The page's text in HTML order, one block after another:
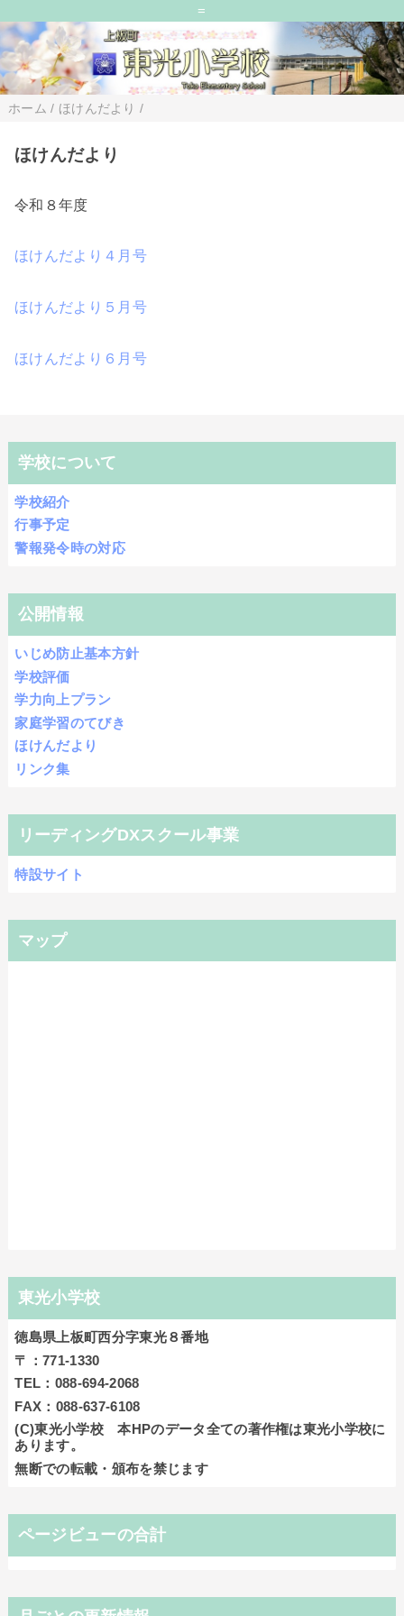
=
ホーム / ほけんだより /
ほけんだより
令和８年度
ほけんだより４月号
ほけんだより５月号
ほけんだより６月号
学校について
学校紹介
行事予定
警報発令時の対応
公開情報
いじめ防止基本方針
学校評価
学力向上プラン
家庭学習のてびき
ほけんだより
リンク集
リーディングDXスクール事業
特設サイト
マップ
東光小学校
徳島県上板町西分字東光８番地
〒：771-1330
TEL：088-694-2068
FAX：088-637-6108
(C)東光小学校 本HPのデータ全ての著作権は東光小学校に
あります。
無断での転載・頒布を禁じます
ページビューの合計